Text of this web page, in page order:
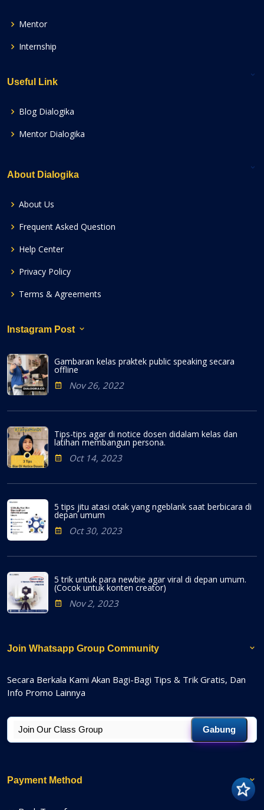
Mentor
Internship
Useful Link
Blog Dialogika
Mentor Dialogika
About Dialogika
About Us
Frequent Asked Question
Help Center
Privacy Policy
Terms & Agreements
Instagram Post
Gambaran kelas praktek public speaking secara
offline
Nov 26, 2022
Tips-tips agar di notice dosen didalam kelas dan
latihan membangun persona.
Oct 14, 2023
5 tips jitu atasi otak yang ngeblank saat berbicara di
depan umum
Oct 30, 2023
5 trik untuk para newbie agar viral di depan umum.
(Cocok untuk konten creator)
Nov 2, 2023
Join Whatsapp Group Community
Secara Berkala Kami Akan Bagi-Bagi Tips & Trik Gratis, Dan
Info Promo Lainnya
Gabung
Payment Method